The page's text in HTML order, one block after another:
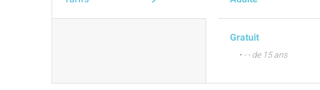
Gratuit
• - - de 15 ans